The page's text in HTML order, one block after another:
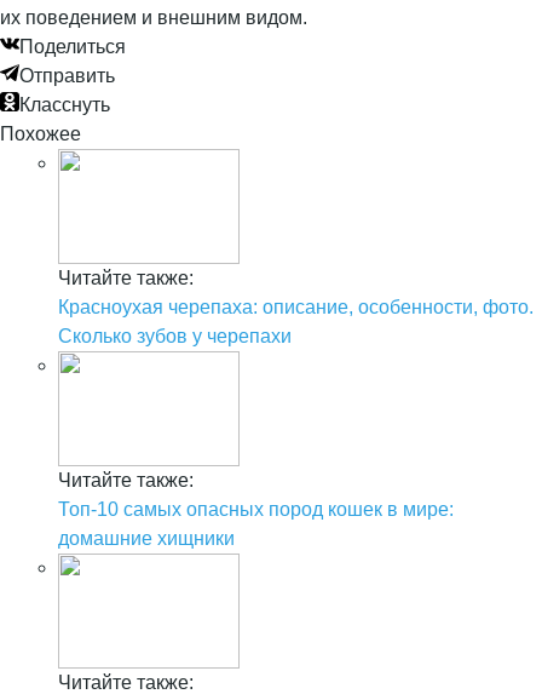
их поведением и внешним видом.
Поделиться
Отправить
Класснуть
Похожее
Читайте также:
Красноухая черепаха: описание, особенности, фото.
Сколько зубов у черепахи
Читайте также:
Топ-10 самых опасных пород кошек в мире:
домашние хищники
Читайте также: